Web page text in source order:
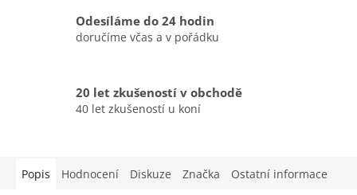
Odesíláme do 24 hodin
doručíme včas a v pořádku
20 let zkušeností v obchodě
40 let zkušeností u koní
Popis Hodnocení Diskuze Značka Ostatní informace